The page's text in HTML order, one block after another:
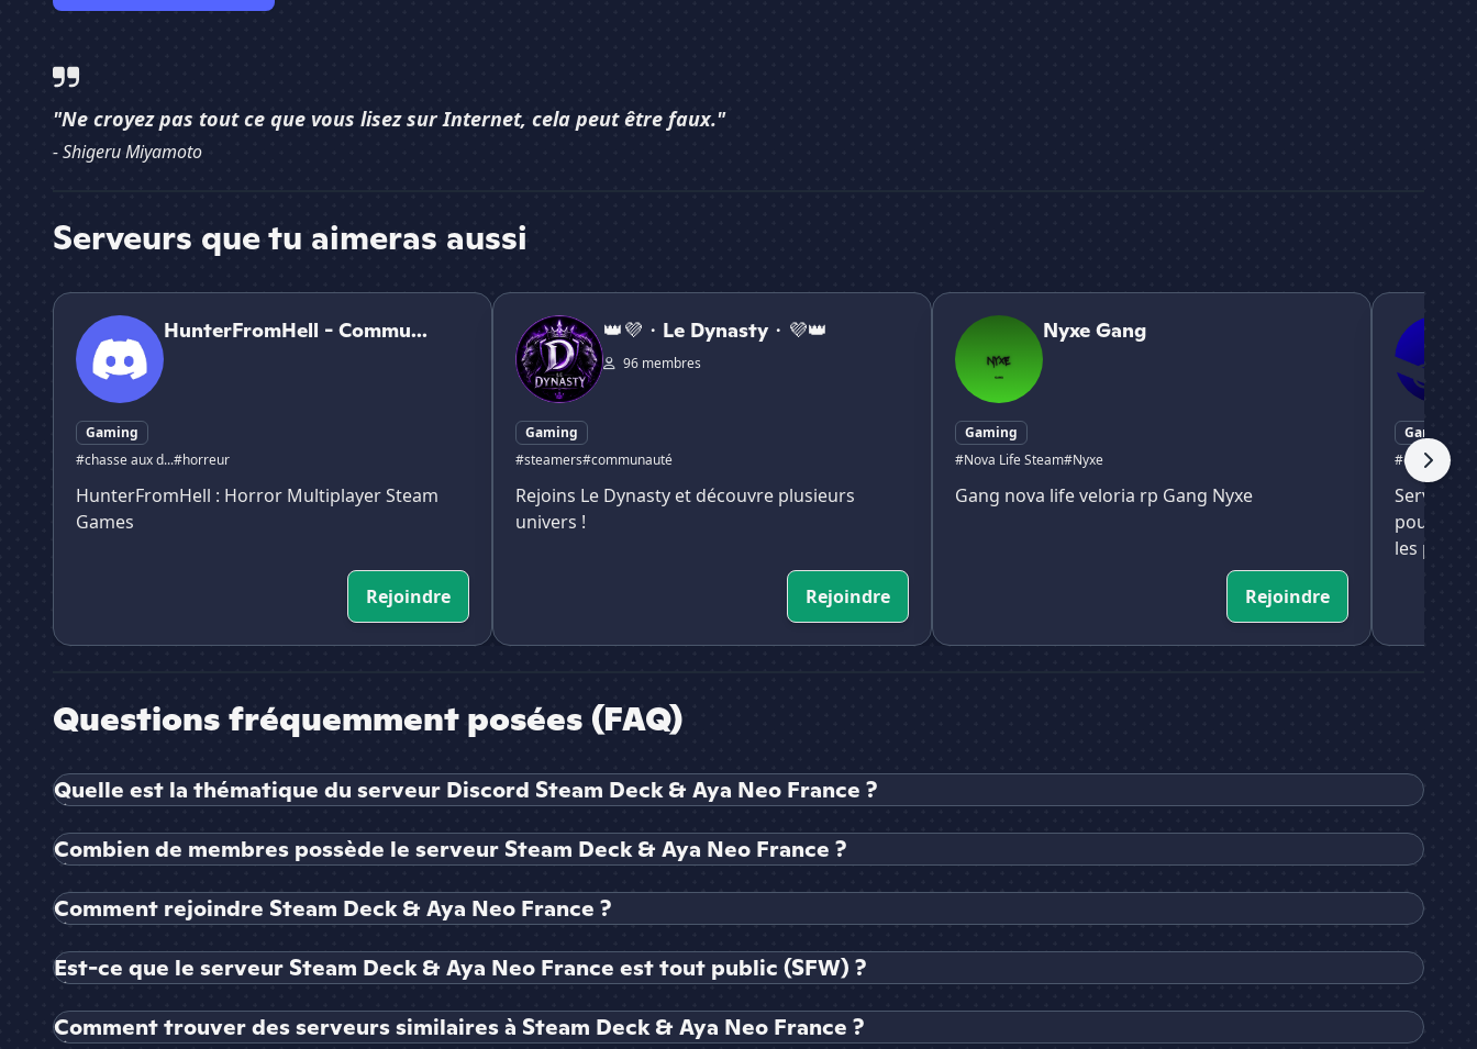
"Ne croyez pas tout ce que vous lisez sur Internet, cela peut être faux."
- Shigeru Miyamoto
Serveurs que tu aimeras aussi
HunterFromHell - Community
HunterFromHell - Commu...
Gaming
#chasse aux d...#horreur
HunterFromHell : Horror Multiplayer Steam
Games
Rejoindre
👑💜・Le Dynasty・💜👑
👑💜・Le Dynasty・💜👑
96 membres
Gaming
#steamers#communauté
Rejoins Le Dynasty et découvre plusieurs
univers !
Rejoindre
Nyxe Gang
Nyxe Gang
Gaming
#Nova Life Steam#Nyxe
Gang nova life veloria rp Gang Nyxe
Rejoindre
Steam
Gaming
Serveur
pour les
les
Questions fréquemment posées (FAQ)
Quelle est la thématique du serveur Discord Steam Deck & Aya Neo France ?
Combien de membres possède le serveur Steam Deck & Aya Neo France ?
Comment rejoindre Steam Deck & Aya Neo France ?
Est-ce que le serveur Steam Deck & Aya Neo France est tout public (SFW) ?
Comment trouver des serveurs similaires à Steam Deck & Aya Neo France ?